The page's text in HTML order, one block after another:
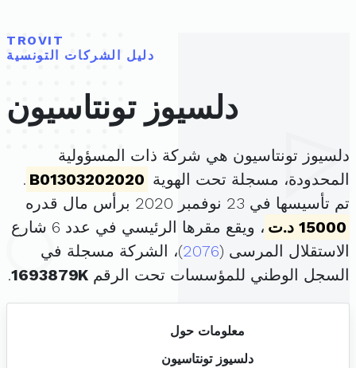
TROVIT
دليل الشركات التونسية
دلسيوز تونتاسيون
دلسيوز تونتاسيون هي شركة ذات المسؤولية
المحدودة، مسجلة تحت الهوية B01303202020
.
تم تأسيسها في 23 نوفمبر 2020 برأس مال قدره
15000 د.ت
، ويقع مقرها الرئيسي في عدد 6 شارع
الاستقلال المرسى (2076)، الشركة مسجلة في
السجل الوطني للمؤسسات تحت الرقم 1693879K
.
معلومات حول
دلسيوز تونتاسيون